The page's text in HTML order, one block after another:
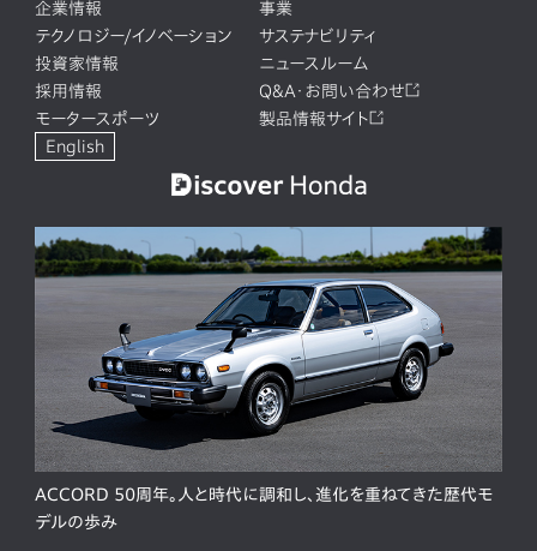
企業情報
事業
テクノロジー/イノベーション
サステナビリティ
投資家情報
ニュースルーム
採用情報
Q&A・お問い合わせ
モータースポーツ
製品情報サイト
English
ACCORD 50周年。人と時代に調和し、進化を重ねてきた歴代モ
デルの歩み